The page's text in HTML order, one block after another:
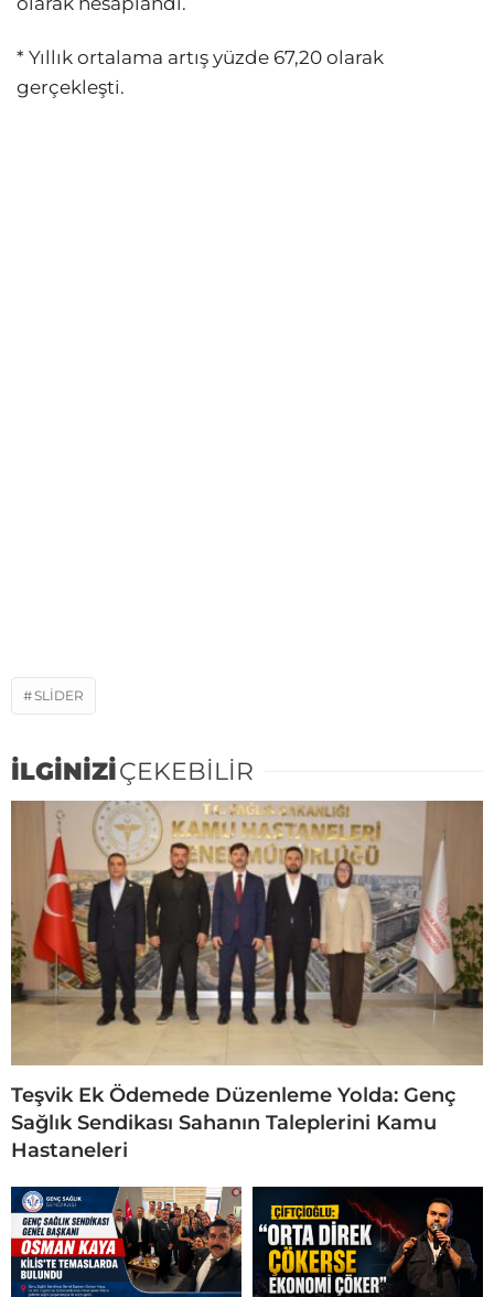
* Yıllık ortalama artış yüzde 67,20 olarak
gerçekleşti.
SLIDER
İLGİNİZİÇEKEBİLİR
Teşvik Ek Ödemede Düzenleme Yolda: Genç
Sağlık Sendikası Sahanın Taleplerini Kamu
Hastaneleri